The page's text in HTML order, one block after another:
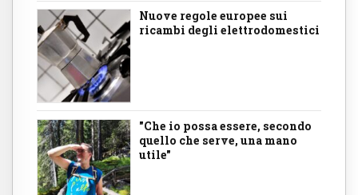
Nuove regole europee sui
ricambi degli elettrodomestici
"Che io possa essere, secondo
quello che serve, una mano
utile"